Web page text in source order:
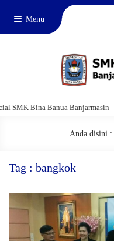
Menu
Bina Banua Banjarmasin
Anda disini :
Tag : bangkok